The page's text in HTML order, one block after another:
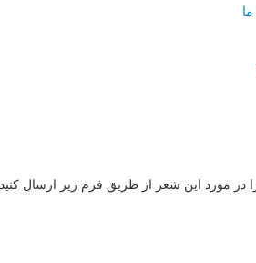
در مورد این شعر از طریق فرم زیر ارسال کنید.